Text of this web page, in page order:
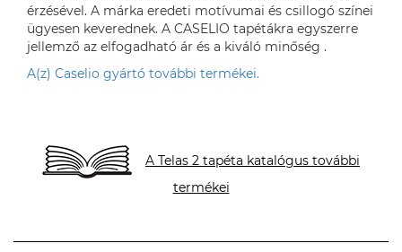
érzésével. A márka eredeti motívumai és csillogó színei
ügyesen keverednek. A CASELIO tapétákra egyszerre
jellemző az elfogadható ár és a kiváló minőség .
A(z) Caselio gyártó további termékei.
A Telas 2 tapéta katalógus további
termékei